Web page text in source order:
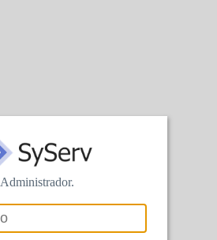
Administrador.